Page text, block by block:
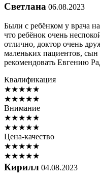
Светлана 06.08.2023
Были с ребёнком у врача
что ребёнок очень
отлично, доктор очень
маленьких пациентов, сын
рекомендовать Евгению
Квалификация
★★★★★
★★★★★
Внимание
★★★★★
★★★★★
Цена-качество
★★★★★
★★★★★
Кирилл 04.08.2023